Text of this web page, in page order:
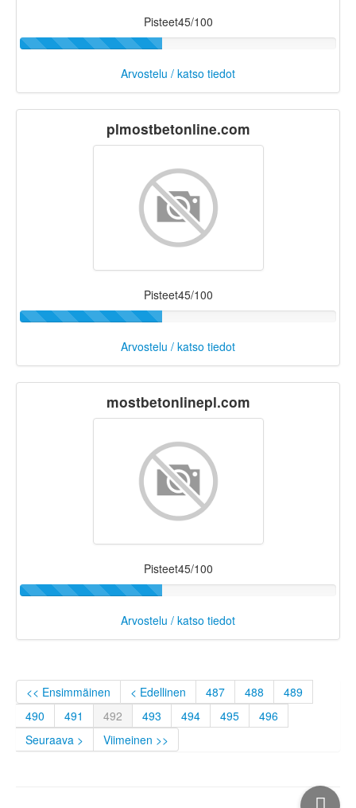
Pisteet45/100
Arvostelu / katso tiedot
plmostbetonline.com
Pisteet45/100
Arvostelu / katso tiedot
mostbetonlinepl.com
Pisteet45/100
Arvostelu / katso tiedot
<< Ensimmäinen < Edellinen 487 488
489
490
491 492 493 494 495
496
Seuraava >
Viimeinen >>